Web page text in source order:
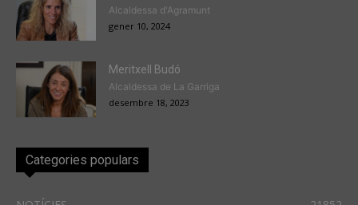
Alcaldessa d'Agramunt
gener 10, 2024
Meritxell Budó
Alcaldessa de La Garriga
desembre 18, 2023
Categories populars